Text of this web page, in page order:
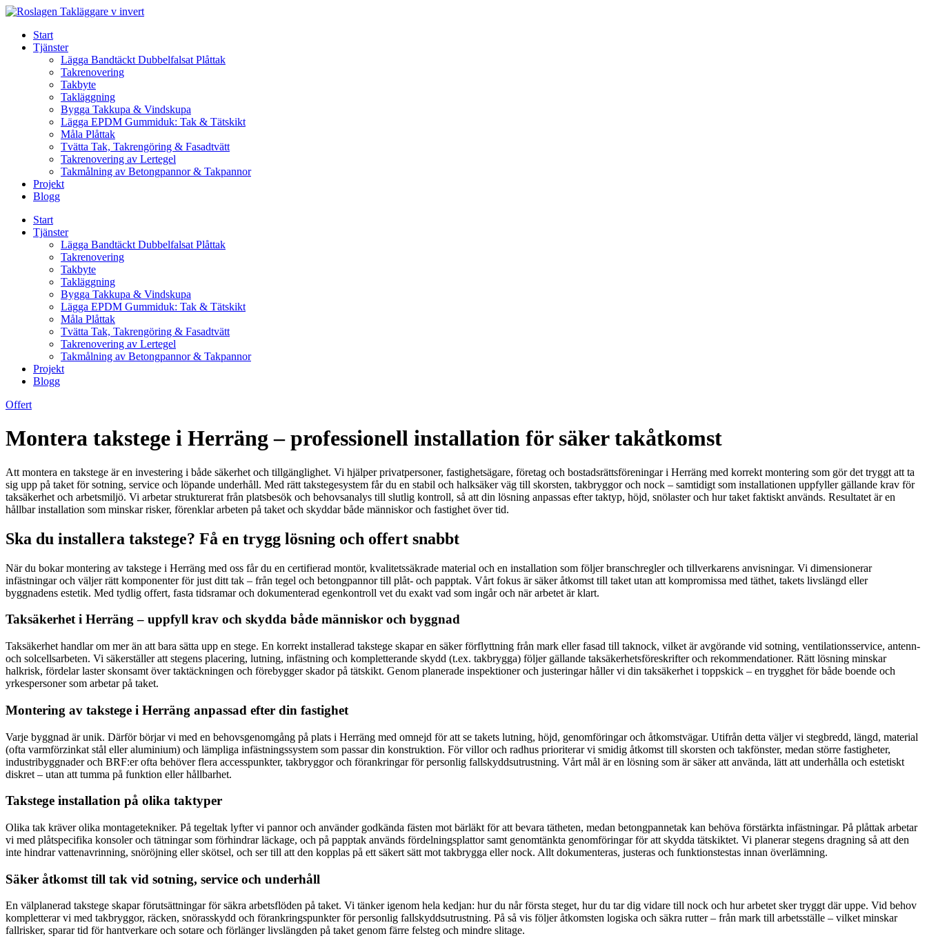
Skip
contentStart
Tjänster
Lägga Bandtäckt Dubbelfalsat Plåttak
Takrenovering
Takbyte
Takläggning
Bygga Takkupa & Vindskupa
Lägga EPDM Gummiduk: Tak & Tätskikt
Måla Plåttak
Tvätta Tak, Takrengöring & Fasadtvätt
Takrenovering av Lertegel
Takmålning av Betongpannor & Takpannor
Projekt
Blogg
Start
Tjänster
Lägga Bandtäckt Dubbelfalsat Plåttak
Takrenovering
Takbyte
Takläggning
Bygga Takkupa & Vindskupa
Lägga EPDM Gummiduk: Tak & Tätskikt
Måla Plåttak
Tvätta Tak, Takrengöring & Fasadtvätt
Takrenovering av Lertegel
Takmålning av Betongpannor & Takpannor
Projekt
Blogg
Offert
Montera takstege i Herräng – professionell installation för säker takåtkomst
Att montera en takstege är en investering i både säkerhet och tillgänglighet. Vi hjälper privatpersoner, fastighetsägare, företag och bostadsrättsföreningar i Herräng med korrekt montering som gör det tryggt att ta
sig upp på taket för sotning, service och löpande underhåll. Med rätt takstegesystem får du en stabil och halksäker väg till skorsten, takbryggor och nock – samtidigt som installationen uppfyller gällande krav för
taksäkerhet och arbetsmiljö. Vi arbetar strukturerat från platsbesök och behovsanalys till slutlig kontroll, så att din lösning anpassas efter taktyp, höjd, snölaster och hur taket faktiskt används. Resultatet är en
hållbar installation som minskar risker, förenklar arbeten på taket och skyddar både människor och fastighet över tid.
Ska du installera takstege? Få en trygg lösning och offert snabbt
När du bokar montering av takstege i Herräng med oss får du en certifierad montör, kvalitetssäkrade material och en installation som följer branschregler och tillverkarens anvisningar. Vi dimensionerar
infästningar och väljer rätt komponenter för just ditt tak – från tegel och betongpannor till plåt- och papptak. Vårt fokus är säker åtkomst till taket utan att kompromissa med täthet, takets livslängd eller
byggnadens estetik. Med tydlig offert, fasta tidsramar och dokumenterad egenkontroll vet du exakt vad som ingår och när arbetet är klart.
Taksäkerhet i Herräng – uppfyll krav och skydda både människor och byggnad
Taksäkerhet handlar om mer än att bara sätta upp en stege. En korrekt installerad takstege skapar en säker förflyttning från mark eller fasad till taknock, vilket är avgörande vid sotning, ventilationsservice, antenn-
och solcellsarbeten. Vi säkerställer att stegens placering, lutning, infästning och kompletterande skydd (t.ex. takbrygga) följer gällande taksäkerhetsföreskrifter och rekommendationer. Rätt lösning minskar
halkrisk, fördelar laster skonsamt över taktäckningen och förebygger skador på tätskikt. Genom planerade inspektioner och justeringar håller vi din taksäkerhet i toppskick – en trygghet för både boende och
yrkespersoner som arbetar på taket.
Montering av takstege i Herräng anpassad efter din fastighet
Varje byggnad är unik. Därför börjar vi med en behovsgenomgång på plats i Herräng med omnejd för att se takets lutning, höjd, genomföringar och åtkomstvägar. Utifrån detta väljer vi stegbredd, längd, material
(ofta varmförzinkat stål eller aluminium) och lämpliga infästningssystem som passar din konstruktion. För villor och radhus prioriterar vi smidig åtkomst till skorsten och takfönster, medan större fastigheter,
industribyggnader och BRF:er ofta behöver flera accesspunkter, takbryggor och förankringar för personlig fallskyddsutrustning. Vårt mål är en lösning som är säker att använda, lätt att underhålla och estetiskt
diskret – utan att tumma på funktion eller hållbarhet.
Takstege installation på olika taktyper
Olika tak kräver olika montagetekniker. På tegeltak lyfter vi pannor och använder godkända fästen mot bärläkt för att bevara tätheten, medan betongpannetak kan behöva förstärkta infästningar. På plåttak arbetar
vi med plåtspecifika konsoler och tätningar som förhindrar läckage, och på papptak används fördelningsplattor samt genomtänkta genomföringar för att skydda tätskiktet. Vi planerar stegens dragning så att den
inte hindrar vattenavrinning, snöröjning eller skötsel, och ser till att den kopplas på ett säkert sätt mot takbrygga eller nock. Allt dokumenteras, justeras och funktionstestas innan överlämning.
Säker åtkomst till tak vid sotning, service och underhåll
En välplanerad takstege skapar förutsättningar för säkra arbetsflöden på taket. Vi tänker igenom hela kedjan: hur du når första steget, hur du tar dig vidare till nock och hur arbetet sker tryggt där uppe. Vid behov
kompletterar vi med takbryggor, räcken, snörasskydd och förankringspunkter för personlig fallskyddsutrustning. På så vis följer åtkomsten logiska och säkra rutter – från mark till arbetsställe – vilket minskar
fallrisker, sparar tid för hantverkare och sotare och förlänger livslängden på taket genom färre felsteg och mindre slitage.